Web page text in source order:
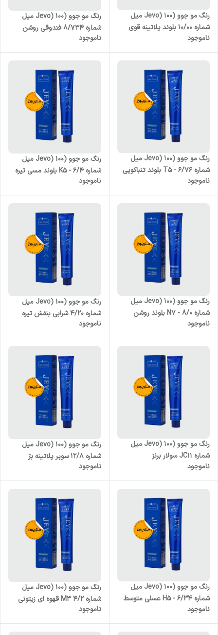
رنگ مو جوو (Jevo) 100 میل
شماره 10/00 بلوند پلاتینه قوی
ناموجود
رنگ مو جوو (Jevo) 100 میل
شماره 8/734 فندوقی روشن
ناموجود
رنگ مو جوو (Jevo) 100 میل
شماره T5 - 6/76 بلوند تنباکویی
تیره
ناموجود
رنگ مو جوو (Jevo) 100 میل
شماره K5 - 6/4 بلوند مسی تیره
ناموجود
رنگ مو جوو (Jevo) 100 میل
شماره N7 - 8/0 بلوند روشن
ناموجود
رنگ مو جوو (Jevo) 100 میل
شماره 4/20 شرابی بنفش تیره
ناموجود
رنگ مو جوو (Jevo) 100 میل
شماره JC11 سولار برنز
ناموجود
رنگ مو جوو (Jevo) 100 میل
شماره 12/8 سوپر پلاتینه بژ
ناموجود
رنگ مو جوو (Jevo) 100 میل
شماره H5 - 6/34 عسلی متوسط
ناموجود
رنگ مو جوو (Jevo) 100 میل
شماره M3 4/2 قهوه ای زیتونی
متوسط
ناموجود